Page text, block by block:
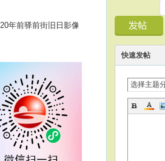
20年前驿前街旧日影像
快速发帖
选择主题